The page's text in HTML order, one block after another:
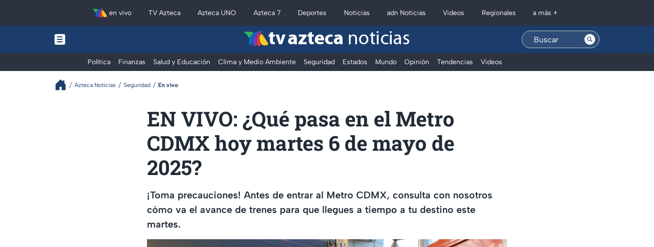
en vivo TV Azteca Azteca UNO Azteca 7 Deportes Noticias adn Noticias Videos Regionales a más +
tv azteca noticias
Política Finanzas Salud y Educación Clima y Medio Ambiente Seguridad Estados Mundo Opinión Tendencias Videos
Azteca Noticias Seguridad En vivo
EN VIVO: ¿Qué pasa en el Metro
CDMX hoy martes 6 de mayo de
2025?
¡Toma precauciones! Antes de entrar al Metro CDMX, consulta con nosotros
cómo va el avance de trenes para que llegues a tiempo a tu destino este
martes.